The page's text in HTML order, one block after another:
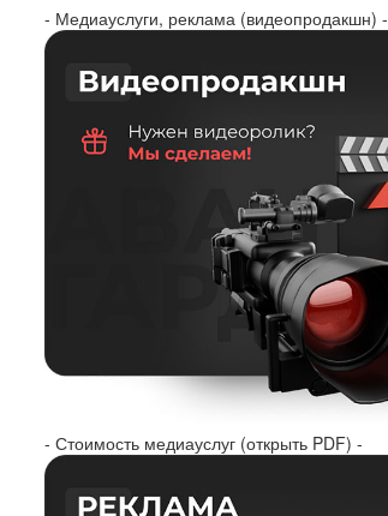
- Медиауслуги, реклама (видеопродакшн) -
- Стоимость медиауслуг (открыть PDF) -